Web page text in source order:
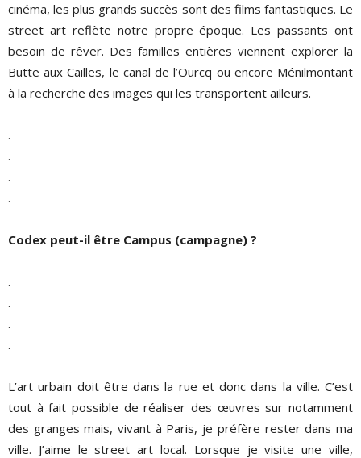
cinéma, les plus grands succès sont des films fantastiques. Le
street art reflète notre propre époque. Les passants ont
besoin de rêver. Des familles entières viennent explorer la
Butte aux Cailles, le canal de l’Ourcq ou encore Ménilmontant
à la recherche des images qui les transportent ailleurs.
.
.
.
.
Codex peut-il être Campus (campagne) ?
.
.
.
.
L’art urbain doit être dans la rue et donc dans la ville. C’est
tout à fait possible de réaliser des œuvres sur notamment
des granges mais, vivant à Paris, je préfère rester dans ma
ville. J’aime le street art local. Lorsque je visite une ville,